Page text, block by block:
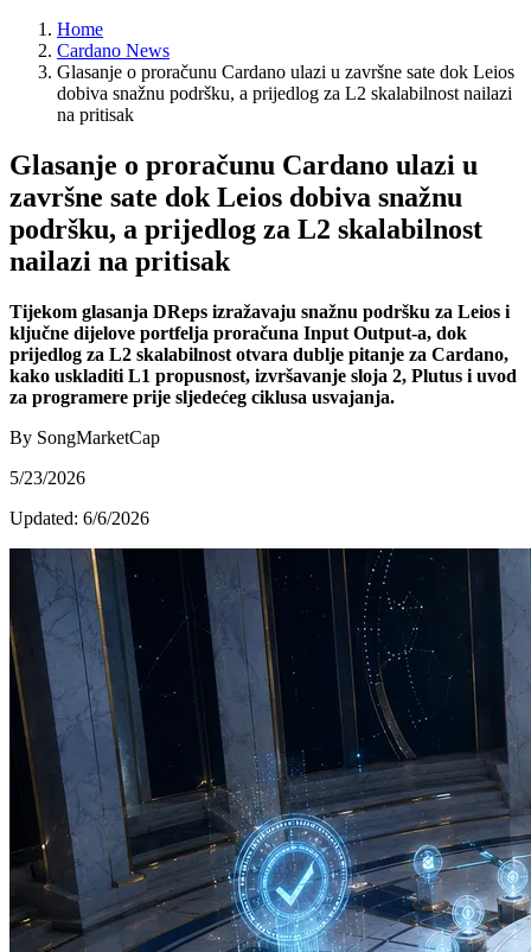
Home
Cardano News
Glasanje o proračunu Cardano ulazi u završne sate dok Leios
dobiva snažnu podršku, a prijedlog za L2 skalabilnost nailazi
na pritisak
Glasanje o proračunu Cardano ulazi u
završne sate dok Leios dobiva snažnu
podršku, a prijedlog za L2 skalabilnost
nailazi na pritisak
Tijekom glasanja DReps izražavaju snažnu podršku za Leios i
ključne dijelove portfelja proračuna Input Output-a, dok
prijedlog za L2 skalabilnost otvara dublje pitanje za Cardano,
kako uskladiti L1 propusnost, izvršavanje sloja 2, Plutus i uvod
za programere prije sljedećeg ciklusa usvajanja.
By SongMarketCap
5/23/2026
Updated: 6/6/2026